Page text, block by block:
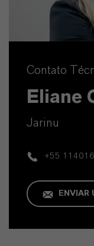
Contato
Eliane
Jarinu
+55
ENVIAR